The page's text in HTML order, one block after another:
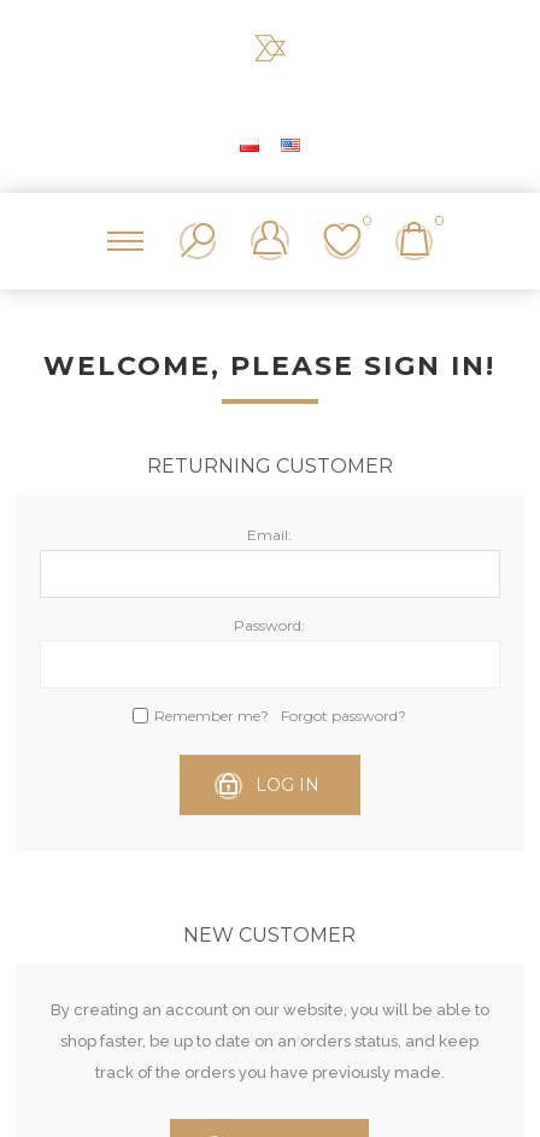
0 0
WELCOME, PLEASE SIGN IN!
RETURNING CUSTOMER
Email:
Password:
Remember me? Forgot password?
LOG IN
NEW CUSTOMER
By creating an account on our website, you will be able to
shop faster, be up to date on an orders status, and keep
track of the orders you have previously made.